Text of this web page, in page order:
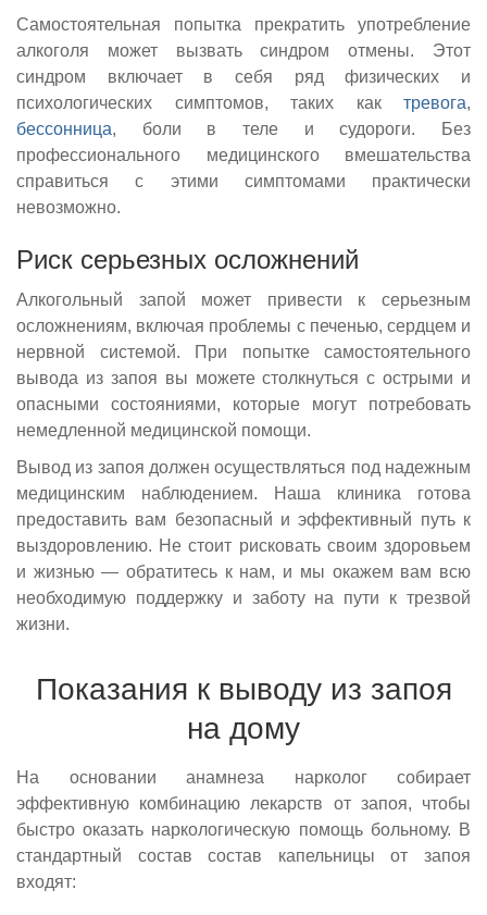
Самостоятельная попытка прекратить употребление
алкоголя может вызвать синдром отмены. Этот
синдром включает в себя ряд физических и
психологических симптомов, таких как тревога,
бессонница, боли в теле и судороги. Без
профессионального медицинского вмешательства
справиться с этими симптомами практически
невозможно.
Риск серьезных осложнений
Алкогольный запой может привести к серьезным
осложнениям, включая проблемы с печенью, сердцем и
нервной системой. При попытке самостоятельного
вывода из запоя вы можете столкнуться с острыми и
опасными состояниями, которые могут потребовать
немедленной медицинской помощи.
Вывод из запоя должен осуществляться под надежным
медицинским наблюдением. Наша клиника готова
предоставить вам безопасный и эффективный путь к
выздоровлению. Не стоит рисковать своим здоровьем
и жизнью — обратитесь к нам, и мы окажем вам всю
необходимую поддержку и заботу на пути к трезвой
жизни.
Показания к выводу из запоя
на дому
На основании анамнеза нарколог собирает
эффективную комбинацию лекарств от запоя, чтобы
быстро оказать наркологическую помощь больному. В
стандартный состав состав капельницы от запоя
входят: